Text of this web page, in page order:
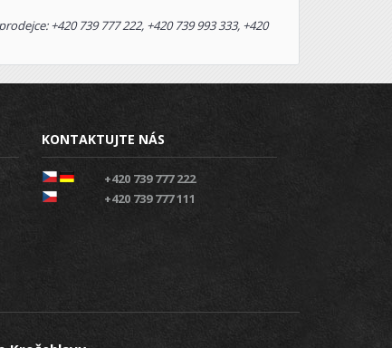
+420 739 777 222, +420 739 993 333, +420
KONTAKTUJTE NÁS
+420 739 777 222
+420 739 777 111